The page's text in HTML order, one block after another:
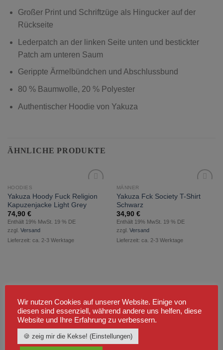
Großer Print und Schriftzüge als Hingucker auf der
Rückseite
Lederpatch an der linken Seite unten und bestickter
Patch am unteren Saum
Gerippte Ärmelbündchen und Abschlussbund
80 % Baumwolle, 20 % Polyester
Authentischer Hoodie von Yakuza
ÄHNLICHE PRODUKTE
Wunschliste
hinzufügen
HOODIES
Yakuza Hoody Fuck Religion
Kapuzenjacke Light Grey
74,90 €
Enthält 19% MwSt. 19 % DE
zzgl. Versand
Lieferzeit: ca. 2-3 Werktage
Wunschliste
MÄNNER
Yakuza Fck Society T-Shirt
Schwarz
34,90 €
Enthält 19% MwSt. 19 % DE
zzgl. Versand
Lieferzeit: ca. 2-3 Werktage
Wir nutzen Cookies auf unserer Website. Einige von
diesen sind essenziell, während andere uns helfen, diese
Website und Ihre Erfahrung zu verbessern.
🍪 zeig mir die Kekse! (Einstellungen)